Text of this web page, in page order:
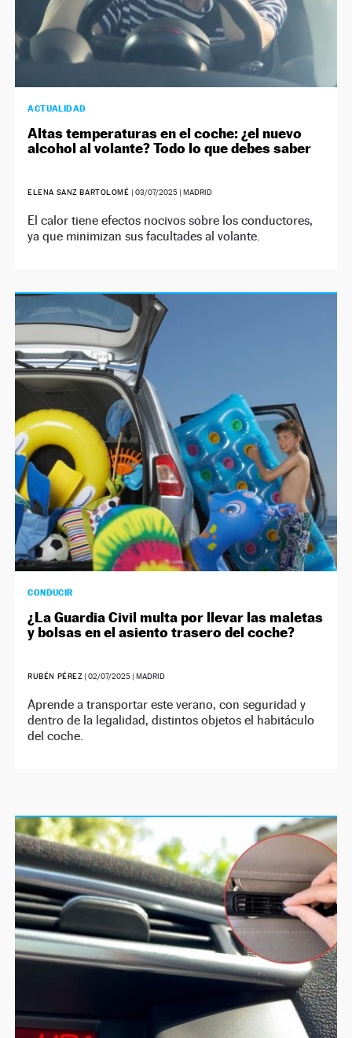
ACTUALIDAD
Altas temperaturas en el coche: ¿el nuevo
alcohol al volante? Todo lo que debes saber
ELENA SANZ BARTOLOMÉ | 03/07/2025| MADRID
El calor tiene efectos nocivos sobre los conductores,
ya que minimizan sus facultades al volante.
CONDUCIR
¿La Guardia Civil multa por llevar las maletas
y bolsas en el asiento trasero del coche?
RUBÉN PÉREZ |02/07/2025 | MADRID
Aprende a transportar este verano, con seguridad y
dentro de la legalidad, distintos objetos el habitáculo
del coche.